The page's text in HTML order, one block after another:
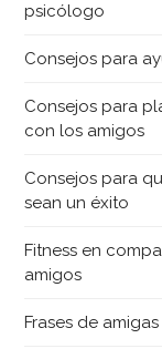
psicólogo
Consejos para
Consejos para
con los amigos
Consejos para
sean un éxito
Fitness en
amigos
Frases de amigas